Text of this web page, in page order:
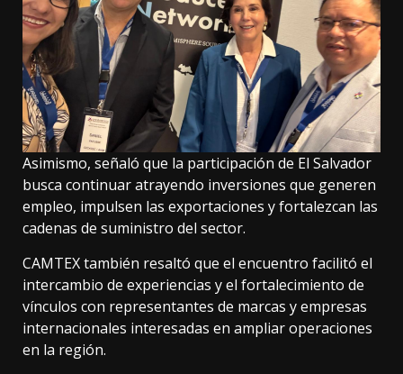
Asimismo, señaló que la participación de El Salvador
busca continuar atrayendo inversiones que generen
empleo, impulsen las exportaciones y fortalezcan las
cadenas de suministro del sector.
CAMTEX también resaltó que el encuentro facilitó el
intercambio de experiencias y el fortalecimiento de
vínculos con representantes de marcas y empresas
internacionales interesadas en ampliar operaciones
en la región.